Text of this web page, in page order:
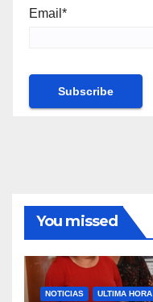
Email*
You missed
NOTICIAS ULTIMA HORA